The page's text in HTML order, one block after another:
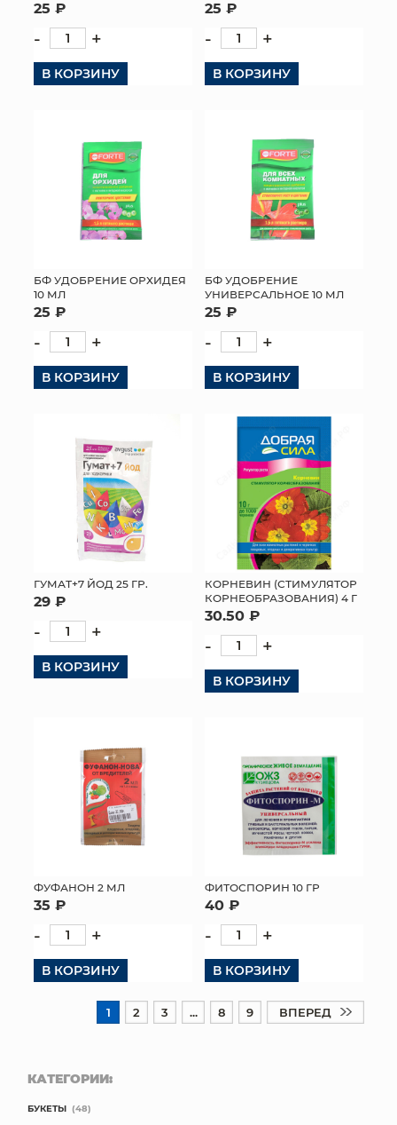
25 ₽
- +
В КОРЗИНУ
25 ₽
- +
В КОРЗИНУ
БФ УДОБРЕНИЕ ОРХИДЕЯ
10 МЛ
25 ₽
- +
В КОРЗИНУ
БФ УДОБРЕНИЕ
УНИВЕРСАЛЬНОЕ 10 МЛ
25 ₽
- +
В КОРЗИНУ
ГУМАТ+7 ЙОД 25 ГР.
29 ₽
- +
В КОРЗИНУ
КОРНЕВИН (СТИМУЛЯТОР
КОРНЕОБРАЗОВАНИЯ) 4 Г
30.50 ₽
- +
В КОРЗИНУ
ФУФАНОН 2 МЛ
35 ₽
- +
В КОРЗИНУ
ФИТОСПОРИН 10 ГР
40 ₽
- +
В КОРЗИНУ
1 2 3 ... 8 9 ВПЕРЕД
КАТЕГОРИИ:
БУКЕТЫ (48)